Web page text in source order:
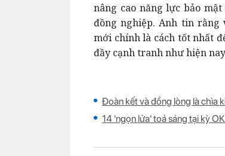
nâng cao năng lực bảo
đồng nghiệp. Anh tin
mới chính là cách tốt nhất
đầy cạnh tranh như hiện
Đoàn kết và đồng lòng là chìa
14 'ngọn lửa' toả sáng tại kỳ